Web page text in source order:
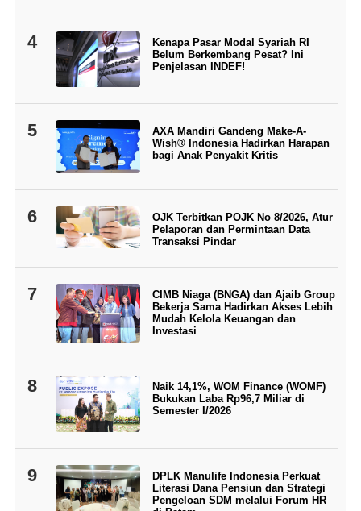
4
Kenapa Pasar Modal Syariah RI
Belum Berkembang Pesat? Ini
Penjelasan INDEF!
5
AXA Mandiri Gandeng Make-A-
Wish® Indonesia Hadirkan Harapan
bagi Anak Penyakit Kritis
6
OJK Terbitkan POJK No 8/2026, Atur
Pelaporan dan Permintaan Data
Transaksi Pindar
7
CIMB Niaga (BNGA) dan Ajaib Group
Bekerja Sama Hadirkan Akses Lebih
Mudah Kelola Keuangan dan
Investasi
8
Naik 14,1%, WOM Finance (WOMF)
Bukukan Laba Rp96,7 Miliar di
Semester I/2026
9
DPLK Manulife Indonesia Perkuat
Literasi Dana Pensiun dan Strategi
Pengeloan SDM melalui Forum HR